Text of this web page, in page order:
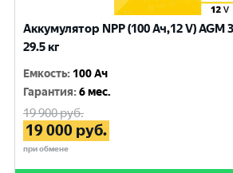
Аккумулятор NPP (100 Ач,12 V) AGM
29.5 кг
Емкость: 100 Ач
Гарантия:6 мес.
19 900руб.
19 000 руб.
при обмене